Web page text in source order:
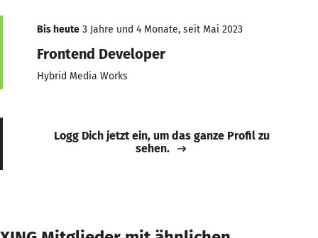
Bis heute 3 Jahre und 4 Monate, seit Mai 2023
Frontend Developer
Hybrid Media Works
Logg Dich jetzt ein, um das ganze Profil zu
sehen.